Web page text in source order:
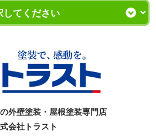
外壁塗装・屋根塗装専門店
会社トラスト